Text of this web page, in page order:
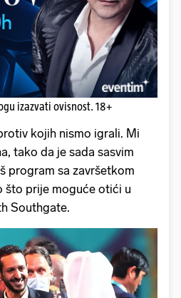
izazvati ovisnost. 18+
kojih nismo igrali. Mi
tako da je sada sasvim
program sa završetkom
što prije moguće otići u
Southgate.